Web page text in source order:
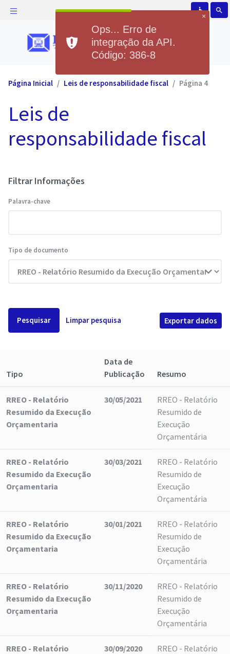
accessible search
Página Inicial Leis de responsabilidade fiscal Página 4
Leis de
responsabilidade fiscal
Filtrar Informações
Palavra-chave
Tipo de documento
Pesquisar Limpar pesquisa Exportar dados
Tipo
Data de
Publicação
Resumo
RREO - Relatório
Resumido da Execução
Orçamentaria
30/05/2021
RREO - Relatório
Resumido de
Execução
Orçamentária
RREO - Relatório
Resumido da Execução
Orçamentaria
30/03/2021
RREO - Relatório
Resumido de
Execução
Orçamentária
RREO - Relatório
Resumido da Execução
Orçamentaria
30/01/2021
RREO - Relatório
Resumido de
Execução
Orçamentária
RREO - Relatório
Resumido da Execução
Orçamentaria
30/11/2020
RREO - Relatório
Resumido de
Execução
Orçamentária
RREO - Relatório
30/09/2020
RREO - Relatório
×
Ops... Erro de
integração da API.
Código: 386-8